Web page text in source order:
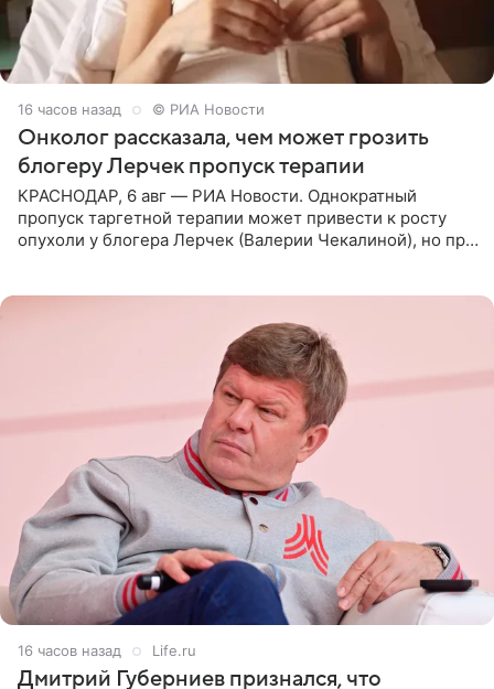
16 часов назад © РИА Новости
Онколог рассказала, чем может грозить
блогеру Лерчек пропуск терапии
КРАСНОДАР, 6 авг — РИА Новости. Однократный
пропуск таргетной терапии может привести к росту
опухоли у блогера Лерчек (Валерии Чекалиной), но при
16 часов назад Life.ru
Дмитрий Губерниев признался, что